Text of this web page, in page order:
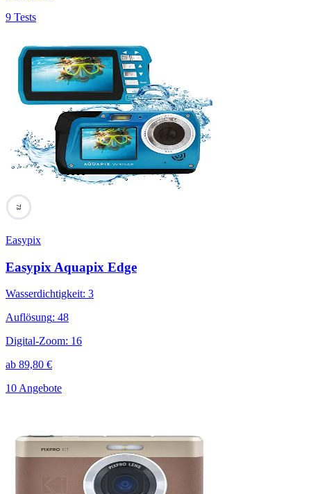
9 Tests
73
Easypix
Easypix Aquapix Edge
Wasserdichtigkeit: 3
Auflösung: 48
Digital-Zoom: 16
ab 89,80 €
10 Angebote